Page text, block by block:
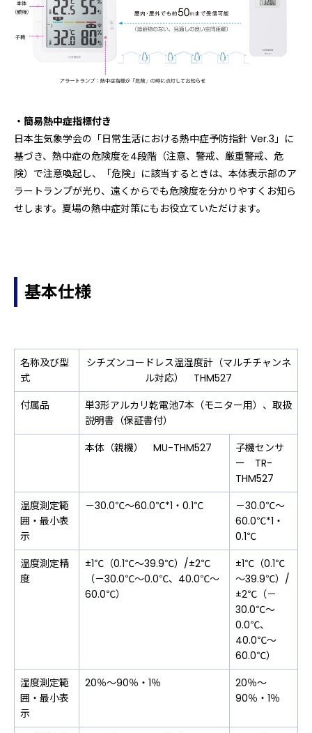
・簡易熱中症指標付き
日本生気象学会の「日常生活における熱中症予防指針 Ver.3」に
基づき、熱中症の危険度を4段階（注意、警戒、厳重警戒、危
険）で注意喚起し、「危険」に該当するときは、本体表示部のア
ラートランプが光り、遠くからでも危険度を分かりやすくお知ら
せします。夏場の熱中症対策にもお役立ていただけます。
基本仕様
名称及び型
式
シチズンコードレス温湿度計（マルチチャンネ
ル対応） THM527
付属品
単3形アルカリ乾電池7本（モニター用）、取扱
説明書（保証書付）
本体（親機） MU-THM527
子機センサ
ー TR-
THM527
温度測定範
囲・最小表
示
－30.0℃～60.0℃*1・0.1℃
－30.0℃～
60.0℃*1・
0.1℃
温度測定精
度
±1℃（0.1℃～39.9℃）/±2℃
（－30.0℃～0.0℃、40.0℃～
60.0℃）
±1℃（0.1℃
～39.9℃）/
±2℃（－
30.0℃～
0.0℃、
40.0℃～
60.0℃）
湿度測定範
囲・最小表
示
20％～90％・1％
20％～
90％・1％